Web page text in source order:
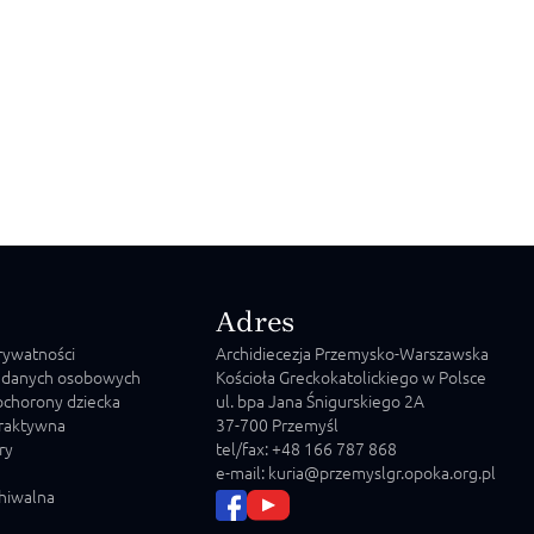
osobowych
dziecka
Adres
Archidiecezja Przemysko-Warszawska
Kościoła Greckokatolickiego w Polsce
ul. bpa Jana Śnigurskiego 2A
37-700 Przemyśl
tel/fax: +48 166 787 868
e-mail: kuria@przemyslgr.opoka.org.pl